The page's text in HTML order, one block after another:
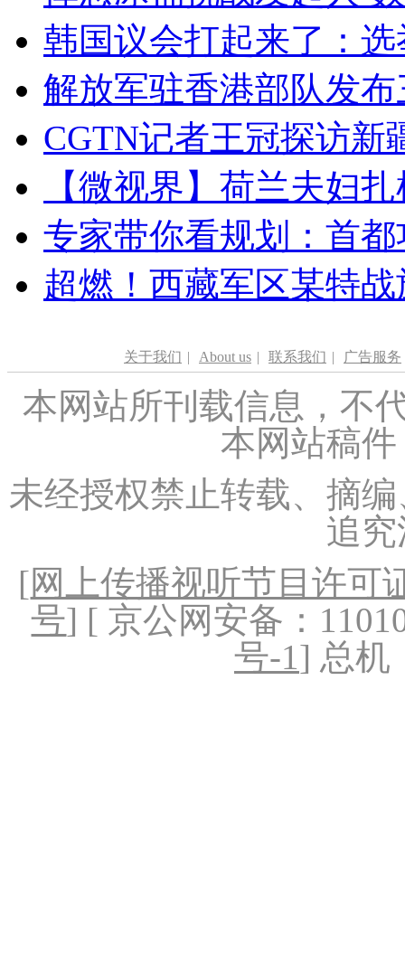
韩国议会打起来了：
解放军驻香港部队发
CGTN记者王冠探访新
【微视界】荷兰夫妇
专家带你看规划：首
超燃！西藏军区某特
关于我们 | About us | 联系我们 | 广告服务
本网站所刊载信息，不
本网站稿
未经授权禁止转载、摘
追
[网上传播视听节目许可
号] [ 京公网安备：
号-1] 总机